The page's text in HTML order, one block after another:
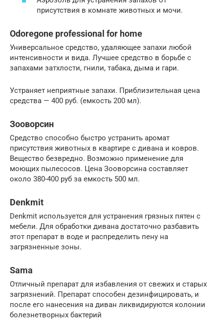
присутствия в комнате животных и мочи.
Оdoregone professional for home
Универсальное средство, удаляющее запахи любой
интенсивности и вида. Лучшее средство в борьбе с
запахами затхлости, гнили, табака, дыма и гари.
Устраняет неприятные запахи. Приблизительная цена
средства — 400 руб. (емкость 200 мл).
Зооворсин
Средство способно быстро устранить аромат
присутствия животных в квартире с дивана и ковров.
Вещество безвредно. Возможно применение для
моющих пылесосов. Цена Зооворсина составляет
около 380-400 руб за емкость 500 мл.
Denkmit
Denkmit используется для устранения грязных пятен с
мебели. Для обработки дивана достаточно разбавить
этот препарат в воде и распределить пену на
загрязненные зоны.
Sama
Отличный препарат для избавления от свежих и старых
загрязнений. Препарат способен дезинфицировать, и
после его нанесения на диван ликвидируются колонии
болезнетворных бактерий